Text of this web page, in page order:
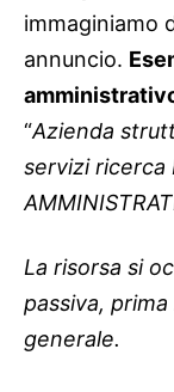
immaginiamo
annuncio.
“Azienda
servizi ricerca
La risorsa si
passiva,
generale.